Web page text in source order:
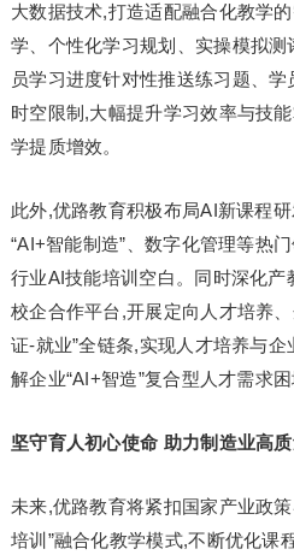
大数据技术,打造适配融合化教学
学、个性化学习规划、实操模拟
员学习进度针对性推送练习题、
时空限制,大幅提升学习效率与技
学提质增效。
此外,优路教育积极布局AI新课程
“AI+智能制造”、数字化管理等热
行业AI技能培训空白。同时深化产
校企合作平台,开展定向人才培养
证-就业”全链条,实现人才培养与
解企业“AI+智造”复合型人才需求困
坚守育人初心使命 助力制造业高
未来,优路教育将紧扣国家产业政
培训”融合化教学模式,不断优化课